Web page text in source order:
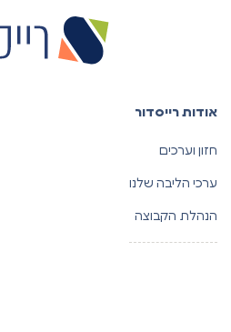
אודות רייסדור
חזון וערכים
ערכי הליבה שלנו
הנהלת הקבוצה